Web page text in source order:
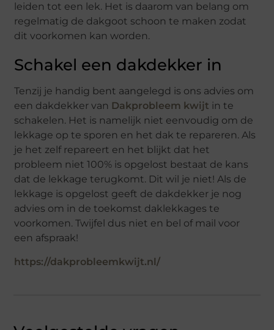
leiden tot een lek. Het is daarom van belang om
regelmatig de dakgoot schoon te maken zodat
dit voorkomen kan worden.
Schakel een dakdekker in
Tenzij je handig bent aangelegd is ons advies om
een dakdekker van Dakprobleem kwijt in te
schakelen. Het is namelijk niet eenvoudig om de
lekkage op te sporen en het dak te repareren. Als
je het zelf repareert en het blijkt dat het
probleem niet 100% is opgelost bestaat de kans
dat de lekkage terugkomt. Dit wil je niet! Als de
lekkage is opgelost geeft de dakdekker je nog
advies om in de toekomst daklekkages te
voorkomen. Twijfel dus niet en bel of mail voor
een afspraak!
https://dakprobleemkwijt.nl/